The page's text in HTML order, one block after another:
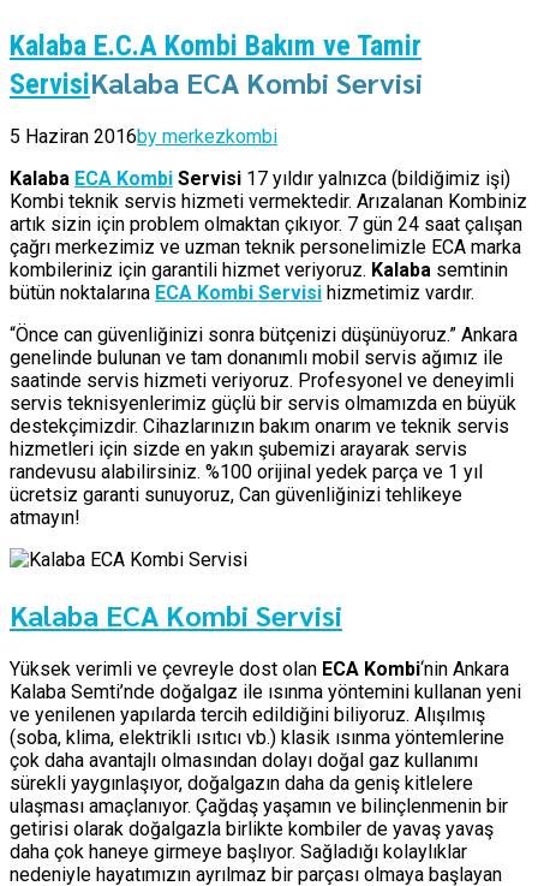
Kalaba E.C.A Kombi Bakım ve Tamir
ServisiKalaba ECA Kombi Servisi
5 Haziran 2016by merkezkombi
Kalaba ECA Kombi Servisi 17 yıldır yalnızca (bildiğimiz işi)
Kombi teknik servis hizmeti vermektedir. Arızalanan Kombiniz
artık sizin için problem olmaktan çıkıyor. 7 gün 24 saat çalışan
çağrı merkezimiz ve uzman teknik personelimizle ECA marka
kombileriniz için garantili hizmet veriyoruz. Kalaba semtinin
bütün noktalarına ECA Kombi Servisi hizmetimiz vardır.
“Önce can güvenliğinizi sonra bütçenizi düşünüyoruz.” Ankara
genelinde bulunan ve tam donanımlı mobil servis ağımız ile
saatinde servis hizmeti veriyoruz. Profesyonel ve deneyimli
servis teknisyenlerimiz güçlü bir servis olmamızda en büyük
destekçimizdir. Cihazlarınızın bakım onarım ve teknik servis
hizmetleri için sizde en yakın şubemizi arayarak servis
randevusu alabilirsiniz. %100 orijinal yedek parça ve 1 yıl
ücretsiz garanti sunuyoruz, Can güvenliğinizi tehlikeye
atmayın!
Kalaba ECA Kombi Servisi
Yüksek verimli ve çevreyle dost olan ECA Kombi‘nin Ankara
Kalaba Semti’nde doğalgaz ile ısınma yöntemini kullanan yeni
ve yenilenen yapılarda tercih edildiğini biliyoruz. Alışılmış
(soba, klima, elektrikli ısıtıcı vb.) klasik ısınma yöntemlerine
çok daha avantajlı olmasından dolayı doğal gaz kullanımı
sürekli yaygınlaşıyor, doğalgazın daha da geniş kitlelere
ulaşması amaçlanıyor. Çağdaş yaşamın ve bilinçlenmenin bir
getirisi olarak doğalgazla birlikte kombiler de yavaş yavaş
daha çok haneye girmeye başlıyor. Sağladığı kolaylıklar
nedeniyle hayatımızın ayrılmaz bir parçası olmaya başlayan